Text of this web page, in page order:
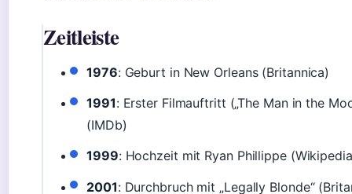
Zeitleiste
1976: Geburt in New Orleans (Britannica)
1991: Erster Filmauftritt („The Man in the
(IMDb)
1999: Hochzeit mit Ryan Phillippe
2001: Durchbruch mit „Legally Blonde“